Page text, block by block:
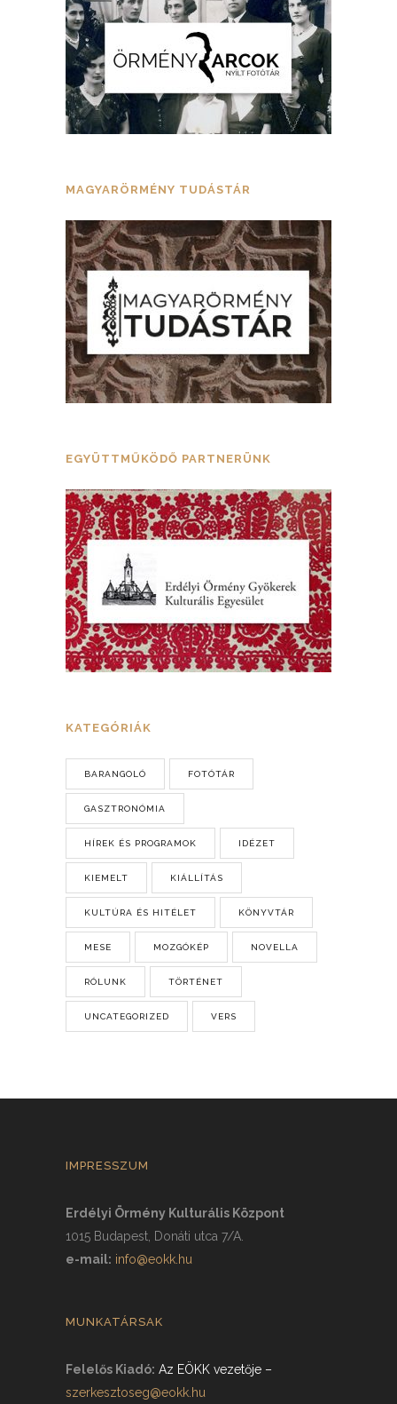
MAGYARÖRMÉNY TUDÁSTÁR
EGYÜTTMŰKÖDŐ PARTNERÜNK
KATEGÓRIÁK
BARANGOLÓ FOTÓTÁR
GASZTRONÓMIA
HÍREK ÉS PROGRAMOK IDÉZET
KIEMELT KIÁLLÍTÁS
KULTÚRA ÉS HITÉLET KÖNYVTÁR
MESE MOZGÓKÉP NOVELLA
RÓLUNK TÖRTÉNET
UNCATEGORIZED VERS
IMPRESSZUM
Erdélyi Örmény Kulturális Központ
1015 Budapest, Donáti utca 7/A.
e-mail: info@eokk.hu
MUNKATÁRSAK
Felelős Kiadó: Az EÖKK vezetője –
szerkesztoseg@eokk.hu